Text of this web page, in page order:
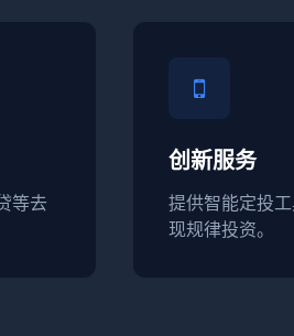
等去
创新服务
提供智能定投
现规律投资。